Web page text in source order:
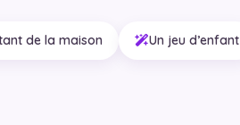
de la maison Un jeu d’enfant